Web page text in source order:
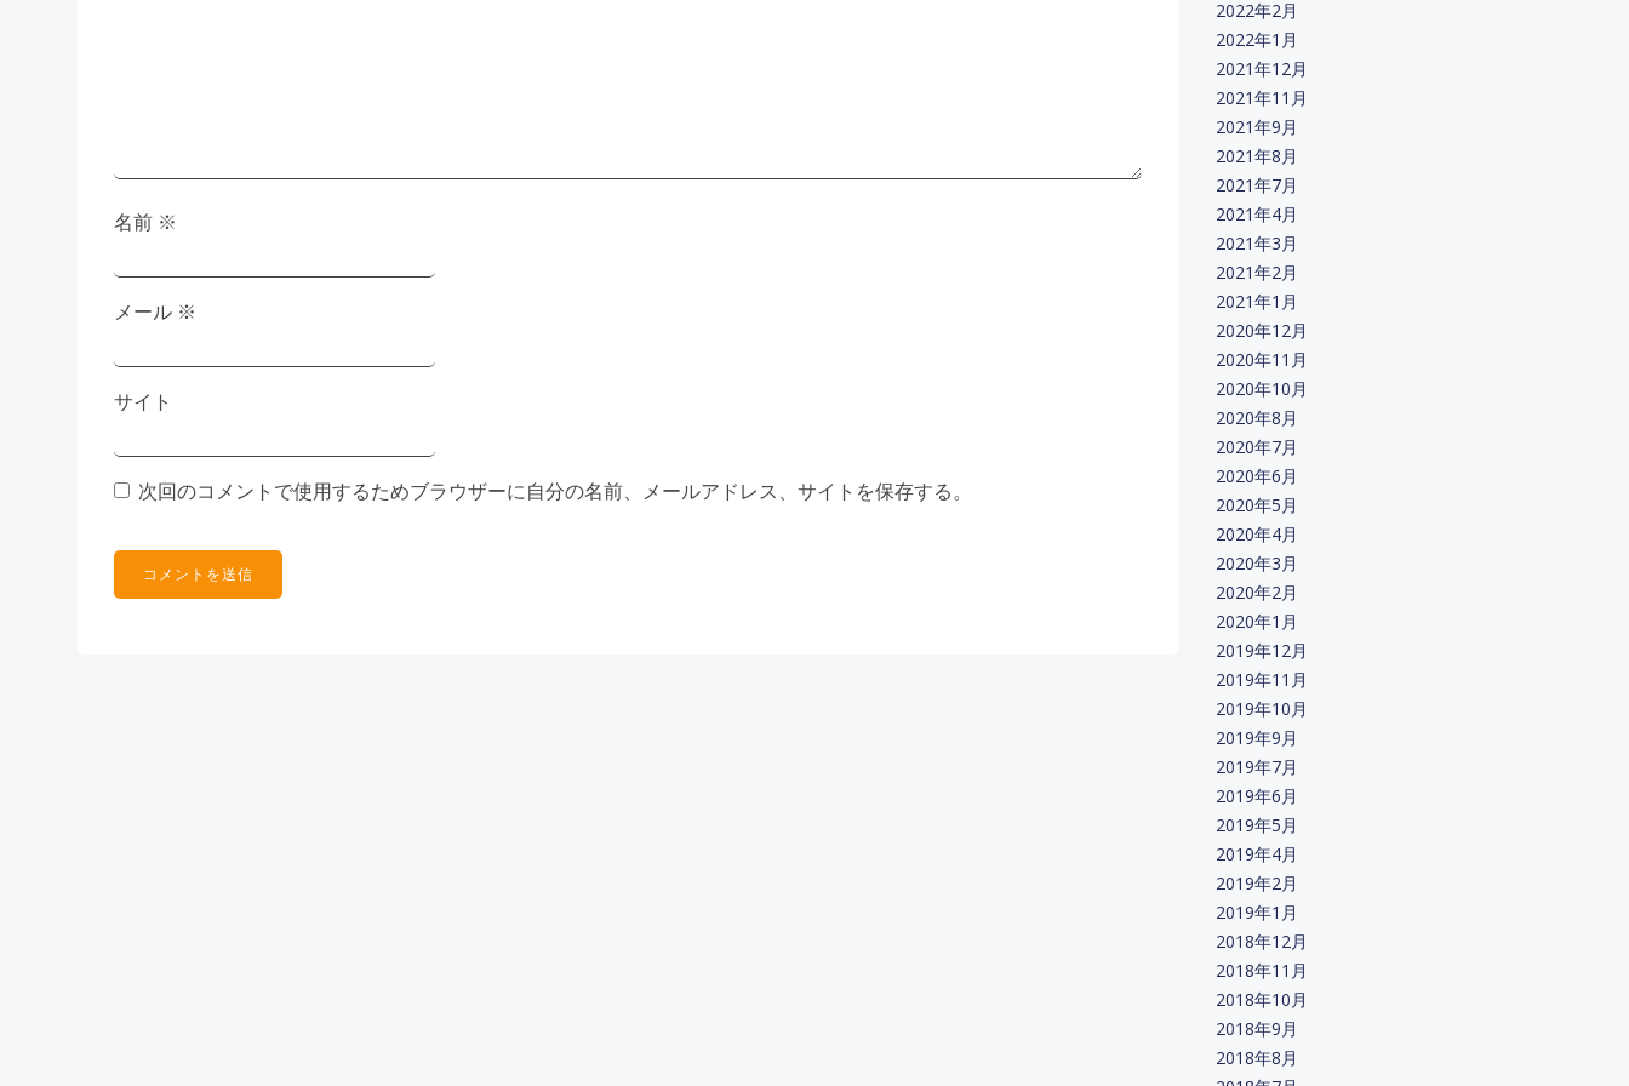
ン
名前 ※
メール ※
サイト
次回のコメントで使用するためブラウザーに自分の名前、メールアドレス、サイトを保存する。
2022年2月
2022年1月
2021年12月
2021年11月
2021年9月
2021年8月
2021年7月
2021年4月
2021年3月
2021年2月
2021年1月
2020年12月
2020年11月
2020年10月
2020年8月
2020年7月
2020年6月
2020年5月
2020年4月
2020年3月
2020年2月
2020年1月
2019年12月
2019年11月
2019年10月
2019年9月
2019年7月
2019年6月
2019年5月
2019年4月
2019年2月
2019年1月
2018年12月
2018年11月
2018年10月
2018年9月
2018年8月